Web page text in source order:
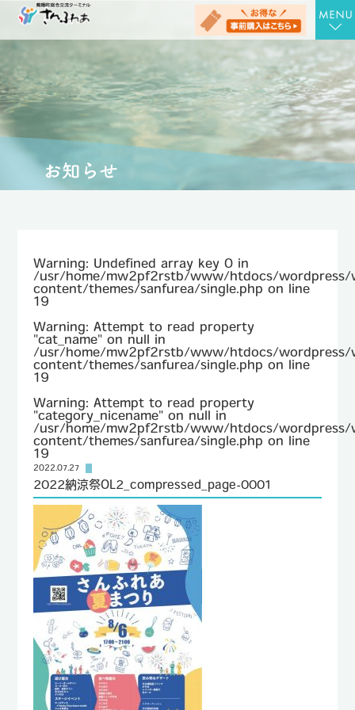
さんさんの湯
お食事処 さん膳
健康増進施設 にんじむ
お問合せ
お知らせ
FAX : 096-232-8692
Warning: Undefined array key 0 in
/usr/home/mw2pf2rstb/www/htdocs/wordpress/
content/themes/sanfurea/single.php on line
19
Warning: Attempt to read property
"cat_name" on null in
/usr/home/mw2pf2rstb/www/htdocs/wordpress/
content/themes/sanfurea/single.php on line
19
Warning: Attempt to read property
"category_nicename" on null in
/usr/home/mw2pf2rstb/www/htdocs/wordpress/
content/themes/sanfurea/single.php on line
19
2022.07.27
2022納涼祭OL2_compressed_page-0001